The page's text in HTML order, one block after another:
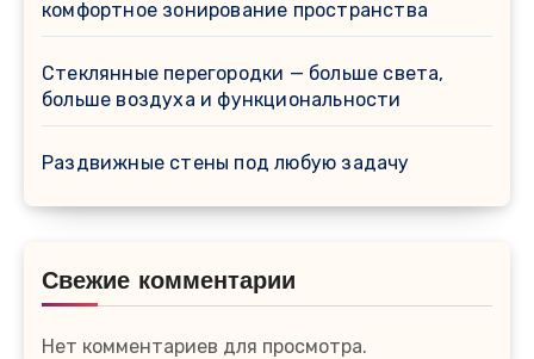
комфортное зонирование пространства
Стеклянные перегородки — больше света,
больше воздуха и функциональности
Раздвижные стены под любую задачу
Свежие комментарии
Нет комментариев для просмотра.